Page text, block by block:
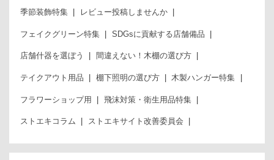
季節装飾特集 レビュー投稿しませんか
フェイクグリーン特集 SDGsに貢献する店舗備品
店舗什器を選ぼう 間違えない！木棚の選び方
テイクアウト用品 棚下照明の選び方 木製ハンガー特集
フラワーショップ用 飛沫対策・衛生用品特集
ストエキコラム ストエキサイト改善委員会